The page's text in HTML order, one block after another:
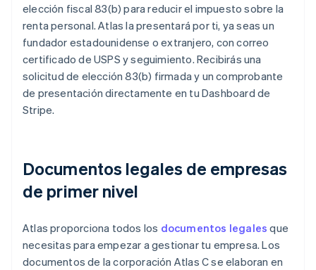
elección fiscal 83(b) para reducir el impuesto sobre la
renta personal. Atlas la presentará por ti, ya seas un
fundador estadounidense o extranjero, con correo
certificado de USPS y seguimiento. Recibirás una
solicitud de elección 83(b) firmada y un comprobante
de presentación directamente en tu Dashboard de
Stripe.
Documentos legales de empresas
de primer nivel
Atlas proporciona todos los documentos legales que
necesitas para empezar a gestionar tu empresa. Los
documentos de la corporación Atlas C se elaboran en